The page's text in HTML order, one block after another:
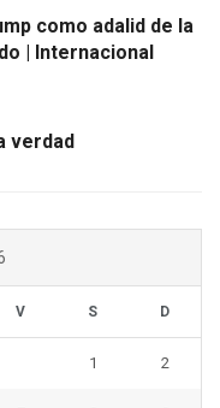
como adalid de la
| Internacional
verdad
V S D
1 2